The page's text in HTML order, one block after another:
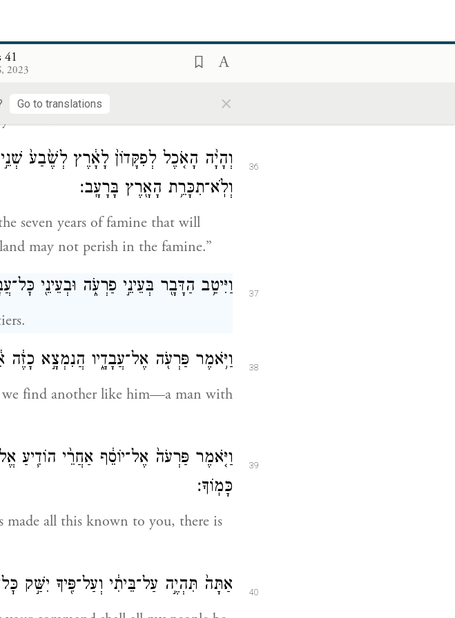
41
2023
Go to translations ×
35
אֹ֥כֶל בֶּעָרִ֖ים וְשָׁמָֽרוּ׃
coming be gathered, and let the
as food to be stored in the cities.
36
וְהָיָ֨ה הָאֹ֤כֶל לְפִקָּדוֹן֙ לָאָ֔רֶץ לְשֶׁ֙בַע֙
וְלֹֽא־תִכָּרֵ֥ת הָאָ֖רֶץ בָּרָעָֽב׃
seven years of famine that will
may not perish in the famine.”
37 וַיִּיטַ֥ב הַדָּבָ֖ר בְּעֵינֵ֣י פַרְעֹ֑ה וּבְעֵינֵ֖י
38 וַיֹּ֥אמֶר פַּרְעֹ֖ה אֶל־עֲבָדָ֑יו הֲנִמְצָ֣א
we find another like him—a man with
39
וַיֹּ֤אמֶר פַּרְעֹה֙ אֶל־יוֹסֵ֔ף אַחֲרֵ֨י הוֹדִ֧יעַ
כָּמֽוֹךָ׃
made all this known to you, there is
40 אַתָּה֙ תִּהְיֶ֣ה עַל־בֵּיתִ֔י וְעַל־פִּ֖יךָ יִשַּׁ֣ק